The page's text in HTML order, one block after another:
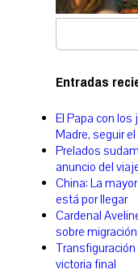
Entradas
El Papa con los
Madre, seguir
Prelados
anuncio del
China: La
está por llegar
Cardenal
sobre migración
victoria final